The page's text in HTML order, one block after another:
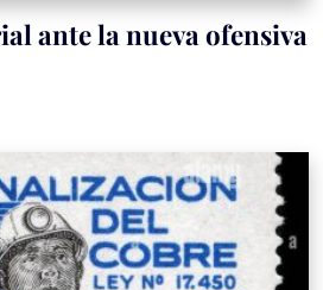
ante la nueva ofensiva